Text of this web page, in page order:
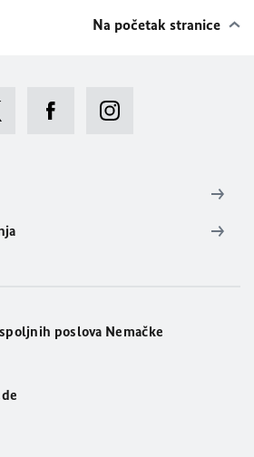
Na početak stranice
poslova Nemačke